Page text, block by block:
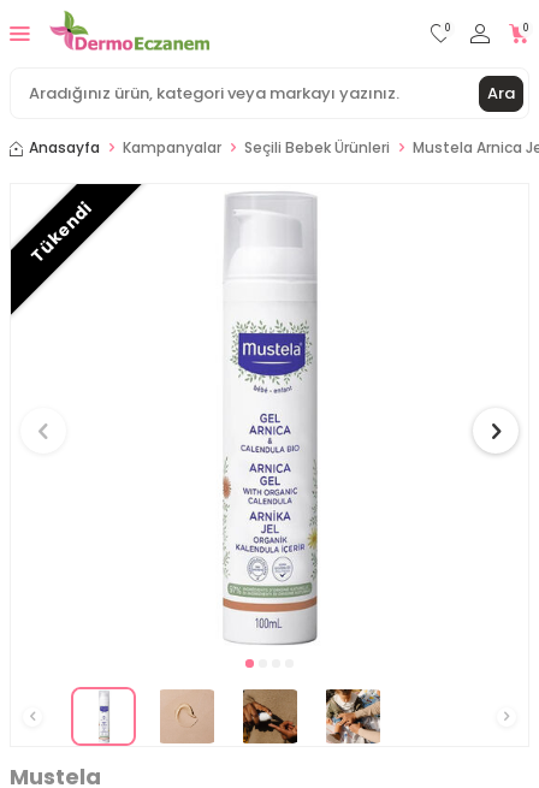
Ara
0 0
Anasayfa Kampanyalar Seçili Bebek Ürünleri Mustela Arnica
Tükendi
Mustela